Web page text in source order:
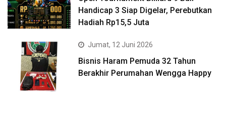
Handicap 3 Siap Digelar, Perebutkan
Hadiah Rp15,5 Juta
Jumat, 12 Juni 2026
Bisnis Haram Pemuda 32 Tahun
Berakhir Perumahan Wengga Happy